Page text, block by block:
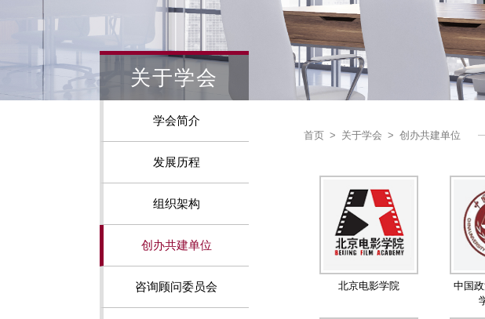
关于学会
学会简介
发展历程
组织架构
创办共建单位
咨询顾问委员会
首页 > 关于学会 > 创办共建单位